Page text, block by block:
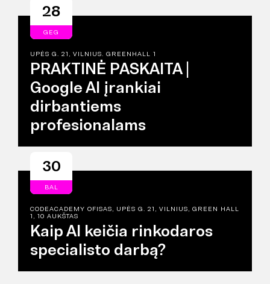
28
GEG
UPĖS G. 21, VILNIUS. GREENHALL 1
PRAKTINĖ PASKAITA |
Google AI įrankiai
dirbantiems
profesionalams
30
BAL
CODEACADEMY OFISAS, UPĖS G. 21, VILNIUS, GREEN HALL
1, 10 AUKŠTAS
Kaip AI keičia rinkodaros
specialisto darbą?